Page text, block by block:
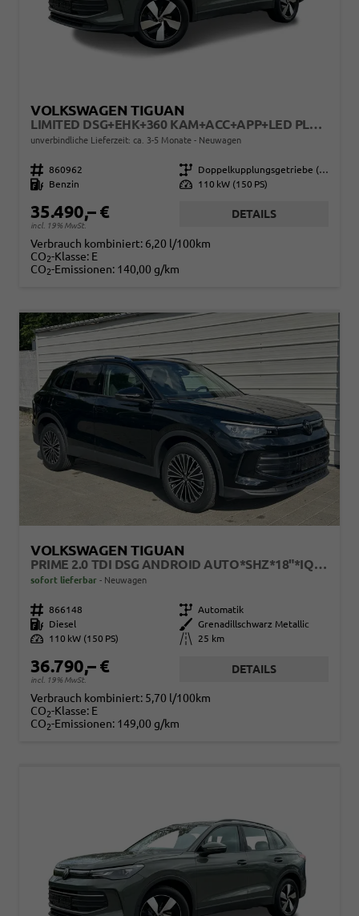
VOLKSWAGEN TIGUAN
LIMITED DSG+EHK+360 KAM+ACC+APP+LED PLUS+17" LM+KLIMA
unverbindliche Lieferzeit: ca. 3-5 Monate Neuwagen
Fahrzeugnr. 860962 Getriebe
Kraftstoff
Benzin Leistung 110 kW (150 PS)
35.490,– €
incl. 19% MwSt.
DETAILS
Verbrauch kombiniert: 6,20 l/100km
CO2-Klasse: E
CO2-Emissionen: 140,00 g/km
VOLKSWAGEN TIGUAN
PRIME 2.0 TDI DSG ANDROID AUTO*SHZ*18"*IQ DRIVE*360°*ACC*KEYLESS*LED PLUS*DESIGN PAKET
sofort lieferbar Neuwagen
Fahrzeugnr. 866148 Getriebe Automatik
Kraftstoff
Diesel Außenfarbe
Grenadillschwarz Metallic
Leistung
110 kW (150 PS) Kilometerstand 25 km
36.790,– €
incl. 19% MwSt.
DETAILS
Verbrauch kombiniert: 5,70 l/100km
CO2-Klasse: E
CO2-Emissionen: 149,00 g/km